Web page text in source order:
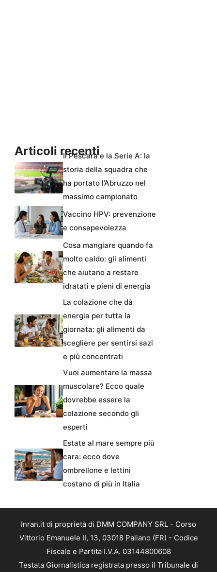
Articoli recentiIl Pescara e la Serie A: la
storia della squadra che
ha portato l’Abruzzo nel
massimo campionato
Vaccino HPV: prevenzione
e consapevolezza
Cosa mangiare quando fa
molto caldo: gli alimenti
che aiutano a restare
idratati e pieni di energia
La colazione che dà
energia per tutta la
giornata: gli alimenti da
scegliere per sentirsi sazi
e più concentrati
Vuoi aumentare la massa
muscolare? Ecco quale
dovrebbe essere la
colazione secondo gli
esperti
Estate al mare sempre più
cara: ecco dove
ombrellone e lettini
costano di più in Italia
Inran.it di proprietà di DMM COMPANY SRL - Corso
Vittorio Emanuele II, 13, 03018 Paliano (FR) - Codice
Fiscale e Partita I.V.A. 03144800608
Testata Giornalistica registrata presso il Tribunale di